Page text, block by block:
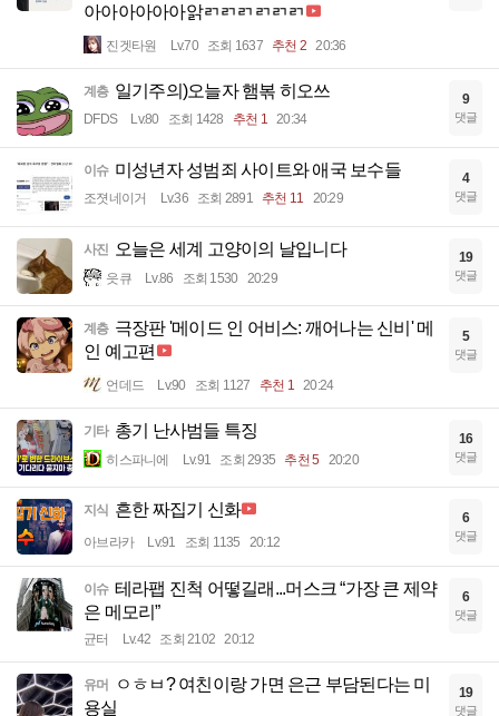
아아아아아아앍ㄺㄺㄺㄺㄺㄺ
진겟타원 Lv.70 조회 1637 추천 2 20:36
계층 일기주의)오늘자 햄볶 히오쓰
DFDS Lv.80 조회 1428 추천 1 20:34
9
댓글
이슈 미성년자 성범죄 사이트와 애국 보수들
조졋네이거 Lv.36 조회 2891 추천 11 20:29
4
댓글
사진 오늘은 세계 고양이의 날입니다
읏큐 Lv.86 조회 1530 20:29
19
댓글
계층 극장판 '메이드 인 어비스: 깨어나는 신비' 메
인 예고편
언데드 Lv.90 조회 1127 추천 1 20:24
5
댓글
기타 총기 난사범들 특징
히스파니에 Lv.91 조회 2935 추천 5 20:20
16
댓글
지식 흔한 짜집기 신화
아브라카 Lv.91 조회 1135 20:12
6
댓글
이슈 테라팹 진척 어떻길래...머스크 “가장 큰 제약
은 메모리”
균터 Lv.42 조회 2102 20:12
6
댓글
유머
ㅇㅎㅂ? 여친이랑 가면 은근 부담된다는 미
용실
19
댓글